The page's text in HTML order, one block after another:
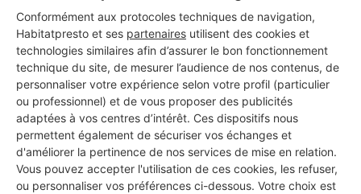
Conformément aux protocoles techniques de navigation,
Habitatpresto et ses partenaires utilisent des cookies et
technologies similaires afin d’assurer le bon fonctionnement
technique du site, de mesurer l’audience de nos contenus, de
personnaliser votre expérience selon votre profil (particulier
ou professionnel) et de vous proposer des publicités
adaptées à vos centres d’intérêt. Ces dispositifs nous
permettent également de sécuriser vos échanges et
d'améliorer la pertinence de nos services de mise en relation.
Vous pouvez accepter l'utilisation de ces cookies, les refuser,
ou personnaliser vos préférences ci-dessous. Votre choix est